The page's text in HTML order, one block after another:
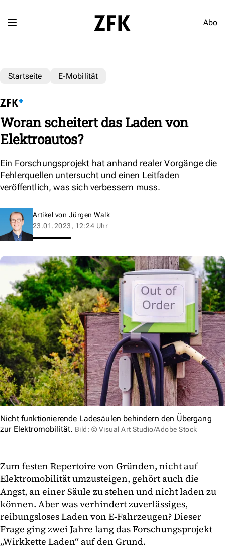
Abo
Startseite E-Mobilität
Woran scheitert das Laden von
Elektroautos?
Ein Forschungsprojekt hat anhand realer Vorgänge die
Fehlerquellen untersucht und einen Leitfaden
veröffentlich, was sich verbessern muss.
Artikel von Jürgen Walk
23.01.2023, 12:24 Uhr
Nicht funktionierende Ladesäulen behindern den Übergang
zur Elektromobilität. Bild: © Visual Art Studio/Adobe Stock
Zum festen Repertoire von Gründen, nicht auf
Elektromobilität umzusteigen, gehört auch die
Angst, an einer Säule zu stehen und nicht laden zu
können. Aber was verhindert zuverlässiges,
reibungsloses Laden von E-Fahrzeugen? Dieser
Frage ging zwei Jahre lang das Forschungsprojekt
„Wirkkette Laden“ auf den Grund.